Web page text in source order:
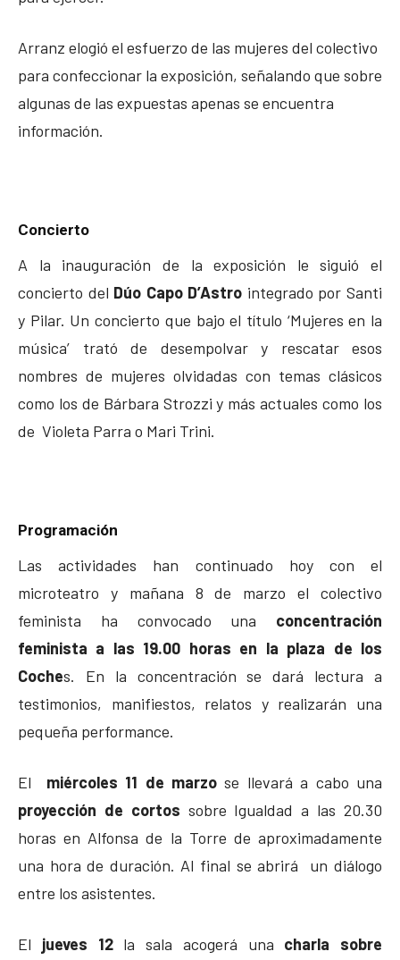
Arranz elogió el esfuerzo de las mujeres del colectivo
para confeccionar la exposición, señalando que sobre
algunas de las expuestas apenas se encuentra
información.
Concierto
A la inauguración de la exposición le siguió el
concierto del Dúo Capo D’Astro integrado por Santi
y Pilar. Un concierto que bajo el título ‘Mujeres en la
música’ trató de desempolvar y rescatar esos
nombres de mujeres olvidadas con temas clásicos
como los de Bárbara Strozzi y más actuales como los
de Violeta Parra o Mari Trini.
Programación
Las actividades han continuado hoy con el
microteatro y mañana 8 de marzo el colectivo
feminista ha convocado una concentración
feminista a las 19.00 horas en la plaza de los
Coches. En la concentración se dará lectura a
testimonios, manifiestos, relatos y realizarán una
pequeña performance.
El miércoles 11 de marzo se llevará a cabo una
proyección de cortos sobre Igualdad a las 20.30
horas en Alfonsa de la Torre de aproximadamente
una hora de duración. Al final se abrirá un diálogo
entre los asistentes.
El jueves 12la sala acogerá una charla sobre